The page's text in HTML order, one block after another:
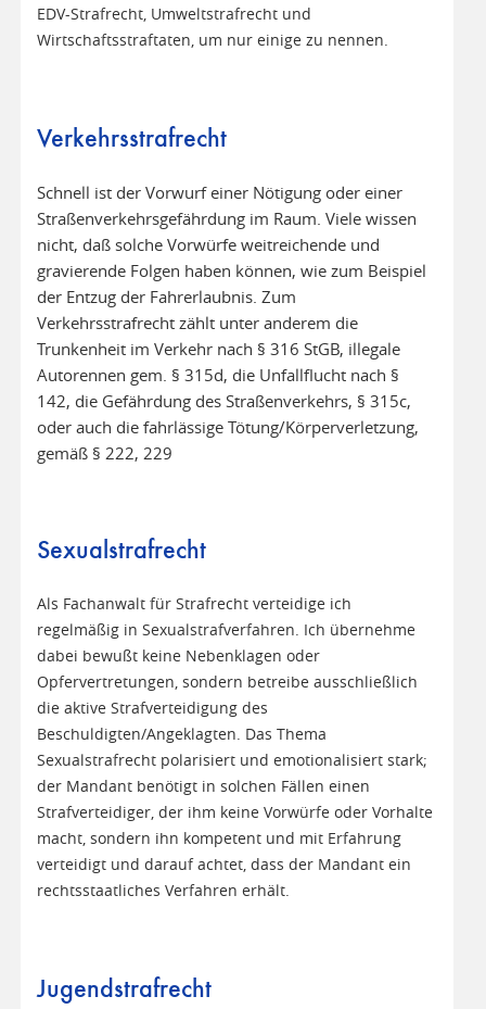
EDV-Strafrecht, Umweltstrafrecht und
Wirtschaftsstraftaten, um nur einige zu nennen.
Verkehrsstrafrecht
Schnell ist der Vorwurf einer Nötigung oder einer
Straßenverkehrsgefährdung im Raum. Viele wissen
nicht, daß solche Vorwürfe weitreichende und
gravierende Folgen haben können, wie zum Beispiel
der Entzug der Fahrerlaubnis. Zum
Verkehrsstrafrecht zählt unter anderem die
Trunkenheit im Verkehr nach § 316 StGB, illegale
Autorennen gem. § 315d, die Unfallflucht nach §
142, die Gefährdung des Straßenverkehrs, § 315c,
oder auch die fahrlässige Tötung/Körperverletzung,
gemäß § 222, 229
Sexualstrafrecht
Als Fachanwalt für Strafrecht verteidige ich
regelmäßig in Sexualstrafverfahren. Ich übernehme
dabei bewußt keine Nebenklagen oder
Opfervertretungen, sondern betreibe ausschließlich
die aktive Strafverteidigung des
Beschuldigten/Angeklagten. Das Thema
Sexualstrafrecht polarisiert und emotionalisiert stark;
der Mandant benötigt in solchen Fällen einen
Strafverteidiger, der ihm keine Vorwürfe oder Vorhalte
macht, sondern ihn kompetent und mit Erfahrung
verteidigt und darauf achtet, dass der Mandant ein
rechtsstaatliches Verfahren erhält.
Jugendstrafrecht